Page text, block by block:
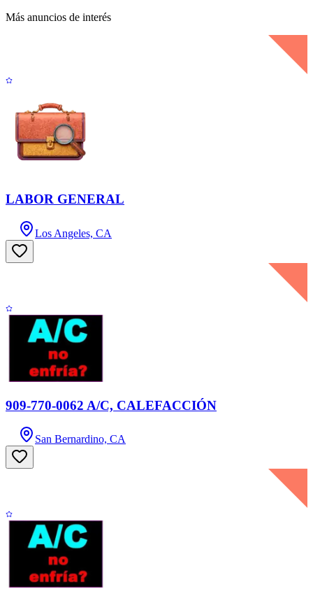
Más anuncios de interés
LABOR GENERAL
Los Angeles, CA
909-770-0062 A/C, CALEFACCIÓN
San Bernardino, CA